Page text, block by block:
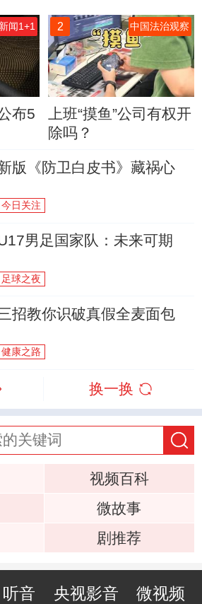
新闻1+1
布5
2 中国法治观察
上班“摸鱼”公司有权开
除吗？
版《防卫白皮书》藏祸心
今日关注
男足国家队：未来可期
足球之夜
招教你识破真假全麦面包
健康之路
换一换
视频百科
微故事
剧推荐
听音 央视影音 微视频